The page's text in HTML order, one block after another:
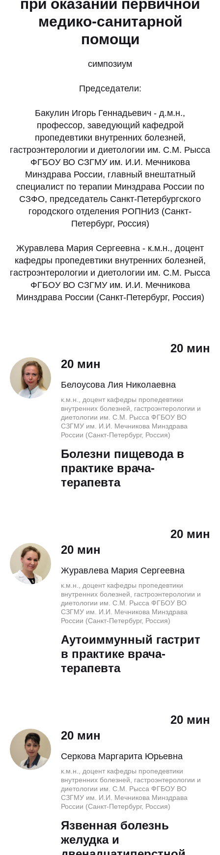
при оказании первичной
медико-санитарной
помощи
симпозиум
Председатели:
Бакулин Игорь Геннадьевич - д.м.н.,
профессор, заведующий кафедрой
пропедевтики внутренних болезней,
гастроэнтерологии и диетологии им. С.М. Рысса
ФГБОУ ВО СЗГМУ им. И.И. Мечникова
Минздрава России, главный внештатный
специалист по терапии Минздрава России по
СЗФО, председатель Санкт-Петербургского
городского отделения РОПНИЗ (Санкт-
Петербург, Россия)
Журавлева Мария Сергеевна - к.м.н., доцент
кафедры пропедевтики внутренних болезней,
гастроэнтерологии и диетологии им. С.М. Рысса
ФГБОУ ВО СЗГМУ им. И.И. Мечникова
Минздрава России (Санкт-Петербург, Россия)
20 мин
20 мин
Белоусова Лия Николаевна
к.м.н., доцент кафедры пропедевтики
внутренних болезней, гастроэнтерологии и
диетологии им. С.М. Рысса ФГБОУ ВО
СЗГМУ им. И.И. Мечникова Минздрава
России (Санкт-Петербург, Россия)
Болезни пищевода в
практике врача-
терапевта
20 мин
20 мин
Журавлева Мария Сергеевна
к.м.н., доцент кафедры пропедевтики
внутренних болезней, гастроэнтерологии и
диетологии им. С.М. Рысса ФГБОУ ВО
СЗГМУ им. И.И. Мечникова Минздрава
России (Санкт-Петербург, Россия)
Аутоиммунный гастрит
в практике врача-
терапевта
20 мин
20 мин
Серкова Маргарита Юрьевна
к.м.н., доцент кафедры пропедевтики
внутренних болезней, гастроэнтерологии и
диетологии им. С.М. Рысса ФГБОУ ВО
СЗГМУ им. И.И. Мечникова Минздрава
России (Санкт-Петербург, Россия)
Язвенная болезнь
желудка и